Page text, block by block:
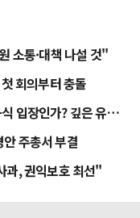
소통·대책 나설 것"
회의부터 충돌
장인가? 깊은 유감"
주총서 부결
과, 권익보호 최선"